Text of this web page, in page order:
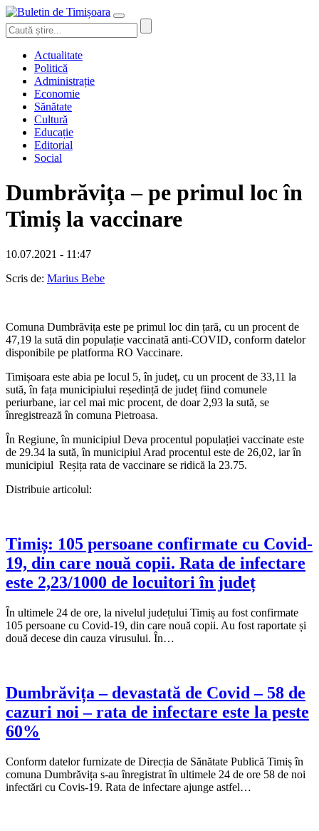
Actualitate
Politică
Administrație
Economie
Sănătate
Cultură
Educație
Editorial
Social
Dumbrăvița – pe primul loc în
Timiș la vaccinare
10.07.2021 - 11:47
Scris de: Marius Bebe
Comuna Dumbrăvița este pe primul loc din țară, cu un procent de
47,19 la sută din populație vaccinată anti-COVID, conform datelor
disponibile pe platforma RO Vaccinare.
Timișoara este abia pe locul 5, în județ, cu un procent de 33,11 la
sută, în fața municipiului reședință de județ fiind comunele
periurbane, iar cel mai mic procent, de doar 2,93 la sută, se
înregistrează în comuna Pietroasa.
În Regiune, în municipiul Deva procentul populației vaccinate este
de 29.34 la sută, în municipiul Arad procentul este de 26,02, iar în
municipiul Reșița rata de vaccinare se ridică la 23.75.
Distribuie articolul:
Timiș: 105 persoane confirmate cu Covid-
19, din care nouă copii. Rata de infectare
este 2,23/1000 de locuitori în județ
În ultimele 24 de ore, la nivelul județului Timiș au fost confirmate
105 persoane cu Covid-19, din care nouă copii. Au fost raportate și
două decese din cauza virusului. În…
Dumbrăvița – devastată de Covid – 58 de
cazuri noi – rata de infectare este la peste
60%
Conform datelor furnizate de Direcția de Sănătate Publică Timiș în
comuna Dumbrăvița s-au înregistrat în ultimele 24 de ore 58 de noi
infectări cu Covis-19. Rata de infectare ajunge astfel…